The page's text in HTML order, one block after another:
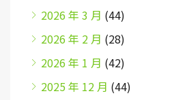
2026 年 3 月 (44)
2026 年 2 月 (28)
2026 年 1 月 (42)
2025 年 12 月 (44)